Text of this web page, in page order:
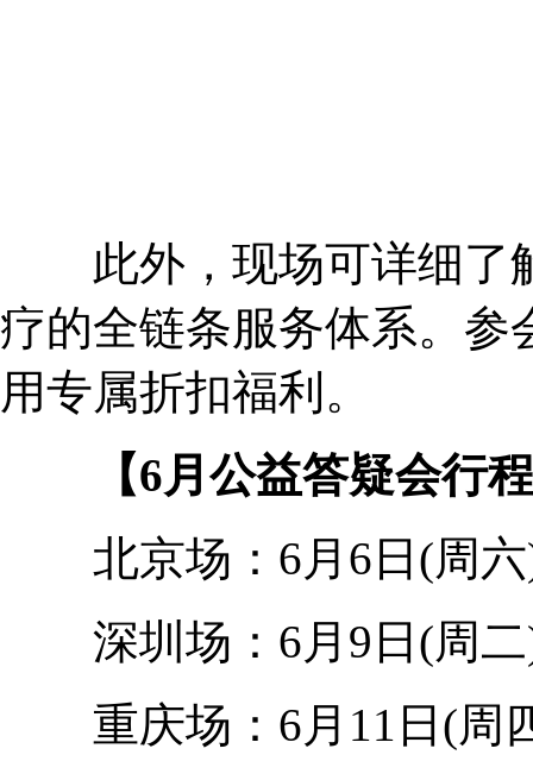
此外，现场可详细了
疗的全链条服务体系。参
用专属折扣福利。
【6月公益答疑会行程
北京场：6月6日(周
深圳场：6月9日(周
重庆场：6月11日(周